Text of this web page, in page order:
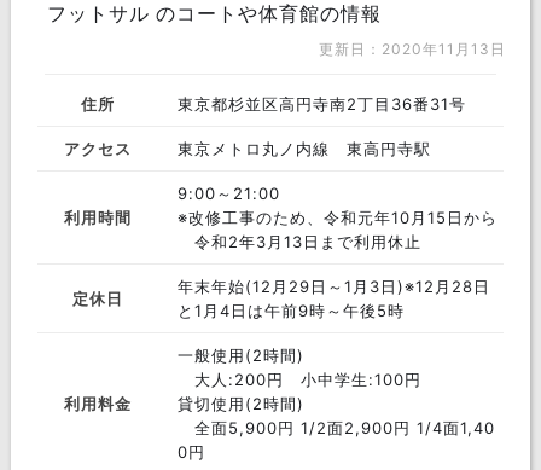
フットサル のコートや体育館の情報
更新日：2020年11月13日
住所 東京都杉並区高円寺南2丁目36番31号
アクセス 東京メトロ丸ノ内線 東高円寺駅
利用時間
9:00～21:00
※改修工事のため、令和元年10月15日から
令和2年3月13日まで利用休止
定休日
年末年始(12月29日～1月3日)※12月28日
と1月4日は午前9時～午後5時
利用料金
一般使用(2時間)
大人:200円 小中学生:100円
貸切使用(2時間)
全面5,900円 1/2面2,900円 1/4面1,40
0円